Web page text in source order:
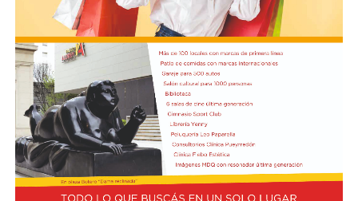
La autorización militar ocurre en un contexto de
fricción diplomática originada por las declaraciones
de Javier Milei hacia su par brasileño, Lula da Silva. Esta
situación derivó en el retiro del embajador brasileño en
Buenos Aires, Julio Bitelli.
Desde el Palacio del Planalto, el canciller Mauro
Vieira calificó los insultos del mandatario argentino
como "graves e inaceptables". Por su parte, Brasil decidió
reducir su representación en el país al nivel de